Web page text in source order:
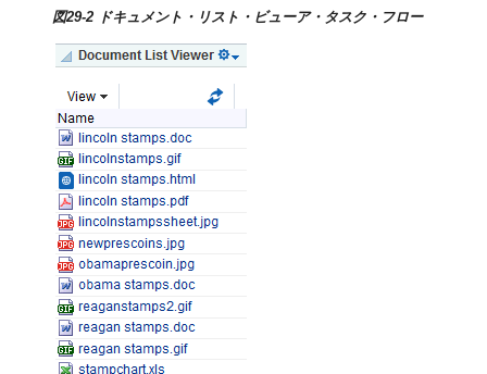
図29-2 ドキュメント・リスト・ビューア・タスク・フロー